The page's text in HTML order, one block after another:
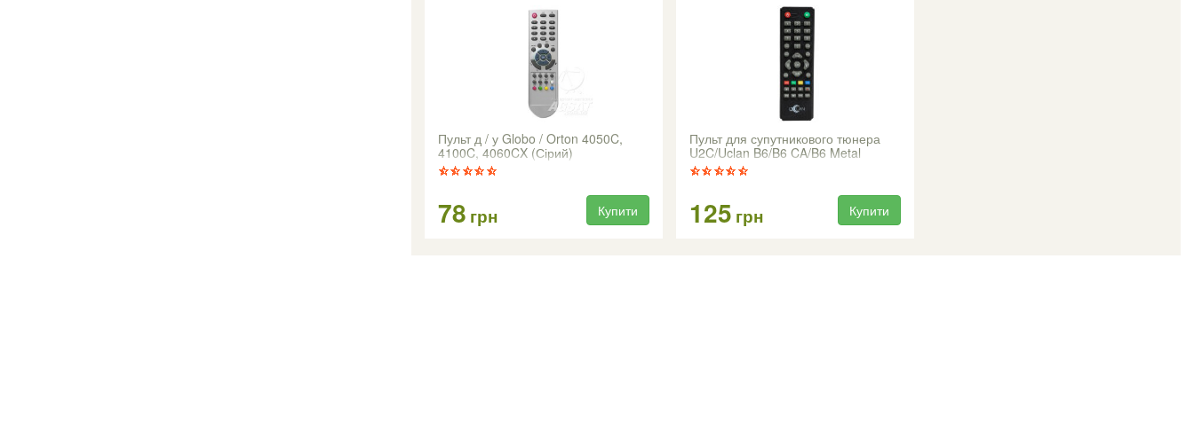
Пульт д / у Globo / Orton 4050C,
4100C, 4060CX (Сірий)
78 грн Купити
Пульт для супутникового тюнера
U2C/Uclan B6/B6 CA/B6 Metal
125 грн Купити